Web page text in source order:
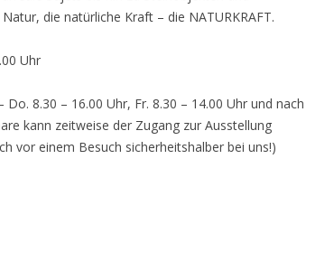
die natürliche Kraft – die NATURKRAFT.
Uhr
8.30 – 16.00 Uhr, Fr. 8.30 – 14.00 Uhr und nach
kann zeitweise der Zugang zur Ausstellung
vor einem Besuch sicherheitshalber bei uns!)